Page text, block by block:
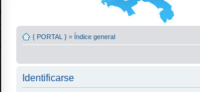
{ PORTAL } » Índice general
Identificarse